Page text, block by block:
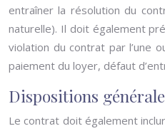
entraîner la résolution du
naturelle). Il doit également
violation du contrat par l’une
paiement du loyer, défaut
Dispositions
Le contrat doit également